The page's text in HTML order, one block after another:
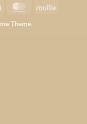
Visa MasterCardMollie
Theme